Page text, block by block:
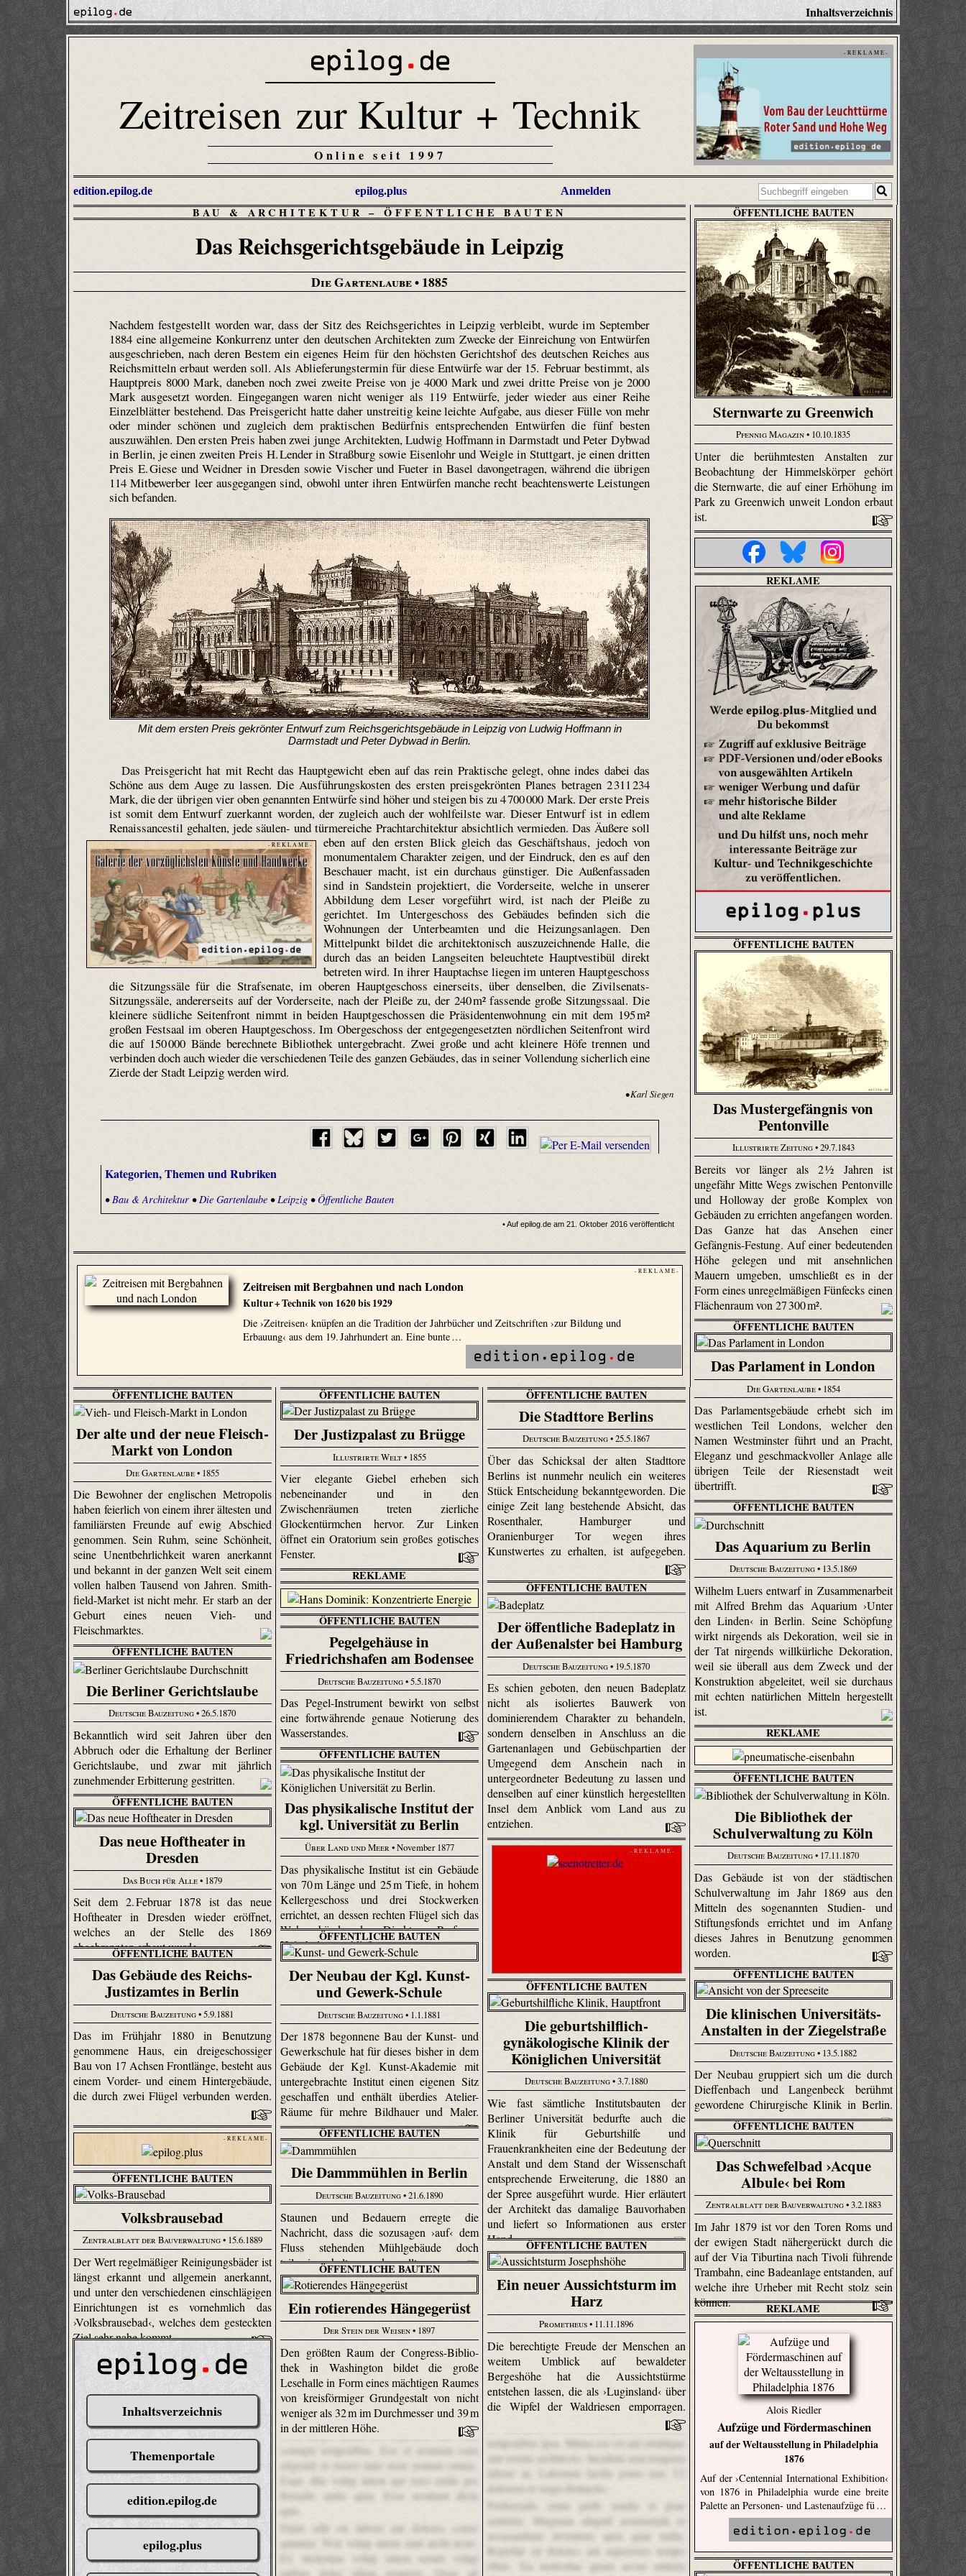
Inhaltsverzeichnis
Zeitreisen zur Kultur + Technik
Online seit 1997
- R E K L A M E -
edition.epilog.de epilog.plus Anmelden
BAU & ARCHITEKTUR–ÖFFENTLICHE BAUTEN
Das Reichsgerichtsgebäude in Leipzig
Die Gartenlaube• 1885
Nachdem festgestellt worden war, dass der Sitz des Reichsgerichtes in Leipzig verbleibt, wurde im September
1884 eine allgemeine Konkurrenz unter den deutschen Architekten zum Zwecke der Einreichung von Entwürfen
ausgeschrieben, nach deren Bestem ein eigenes Heim für den höchsten Gerichtshof des deutschen Reiches aus
Reichsmitteln erbaut werden soll. Als Ablieferungstermin für diese Entwürfe war der 15. Februar bestimmt, als
Hauptpreis 8000 Mark, daneben noch zwei zweite Preise von je 4000 Mark und zwei dritte Preise von je 2000
Mark ausgesetzt worden. Eingegangen waren nicht weniger als 119 Entwürfe, jeder wieder aus einer Reihe
Einzelblätter bestehend. Das Preisgericht hatte daher unstreitig keine leichte Aufgabe, aus dieser Fülle von mehr
oder minder schönen und zugleich dem praktischen Bedürfnis entsprechenden Entwürfen die fünf besten
auszuwählen. Den ersten Preis haben zwei junge Architekten, Ludwig Hoffmann in Darmstadt und Peter Dybwad
in Berlin, je einen zweiten Preis H. Lender in Straßburg sowie Eisenlohr und Weigle in Stuttgart, je einen dritten
Preis E. Giese und Weidner in Dresden sowie Vischer und Fueter in Basel davongetragen, während die übrigen
114 Mitbewerber leer ausgegangen sind, obwohl unter ihren Entwürfen manche recht beachtenswerte Leistungen
sich befanden.
Mit dem ersten Preis gekrönter Entwurf zum Reichsgerichtsgebäude in Leipzig von Ludwig Hoffmann in
Darmstadt und Peter Dybwad in Berlin.
Das Preisgericht hat mit Recht das Hauptgewicht eben auf das rein Praktische gelegt, ohne indes dabei das
Schöne aus dem Auge zu lassen. Die Ausführungskosten des ersten preisgekrönten Planes betragen 2 311 234
Mark, die der übrigen vier oben genannten Entwürfe sind höher und steigen bis zu 4 700 000 Mark. Der erste Preis
ist somit dem Entwurf zuerkannt worden, der zugleich auch der wohlfeilste war. Dieser Entwurf ist in edlem
Renaissancestil gehalten, jede säulen- und türmereiche Prachtarchitektur absichtlich vermieden.
- R E K L A M E -
Das Äußere soll
eben auf den ersten Blick gleich das Geschäftshaus, jedoch von
monumentalem Charakter zeigen, und der Eindruck, den es auf den
Beschauer macht, ist ein durchaus günstiger. Die Außenfassaden
sind in Sandstein projektiert, die Vorderseite, welche in unserer
Abbildung dem Leser vorgeführt wird, ist nach der Pleiße zu
gerichtet. Im Untergeschoss des Gebäudes befinden sich die
Wohnungen der Unterbeamten und die Heizungsanlagen. Den
Mittelpunkt bildet die architektonisch auszuzeichnende Halle, die
durch das an beiden Langseiten beleuchtete Hauptvestibül direkt
betreten wird. In ihrer Hauptachse liegen im unteren Hauptgeschoss
die Sitzungssäle für die Strafsenate, im oberen Hauptgeschoss einerseits, über denselben, die Zivil­senats-
Sitzungs­säle, andererseits auf der Vorderseite, nach der Pleiße zu, der 240 m² fassende große Sitzungssaal. Die
kleinere südliche Seitenfront nimmt in beiden Hauptgeschossen die Präsidentenwohnung ein mit dem 195 m²
großen Festsaal im oberen Hauptgeschoss. Im Obergeschoss der entgegengesetzten nördlichen Seitenfront wird
die auf 150 000 Bände berechnete Bibliothek untergebracht. Zwei große und acht kleinere Höfe trennen und
verbinden doch auch wieder die verschiedenen Teile des ganzen Gebäudes, das in seiner Vollendung sicherlich eine
Zierde der Stadt Leipzig werden wird.
• Karl Siegen
Kategorien, Themen und Rubriken
• Bau & Architektur • Die Gartenlaube • Leipzig •Öffentliche Bauten
• Auf epilog.de am 21. Oktober 2016 veröffentlicht
- R E K L A M E -
Zeitreisen mit Bergbahnen und nach London
Kultur + Technik von 1620 bis 1929
Die ›Zeitreisen‹ knüpfen an die Tradition der Jahrbücher und Zeitschriften ›zur Bildung und
Erbauung‹ aus dem 19. Jahrhundert an. Eine bunte …
ÖFFENTLICHE BAUTEN
Sternwarte zu Greenwich
Pfennig Magazin• 10.10.1835
Unter die berühmtesten Anstalten zur
Beobachtung der Himmelskörper gehört
die Sternwarte, die auf einer Erhöhung im
Park zu Greenwich unweit London erbaut
ist.
REKLAME
ÖFFENTLICHE BAUTEN
Das Mustergefängnis von
Pentonville
Illustrirte Zeitung• 29.7.1843
Bereits vor länger als 2 ½ Jahren ist
ungefähr Mitte Wegs zwischen Pentonville
und Holloway der große Komplex von
Gebäuden zu errichten angefangen worden.
Das Ganze hat das Ansehen einer
Gefängnis-Festung. Auf einer bedeutenden
Höhe gelegen und mit ansehnlichen
Mauern umgeben, umschließt es in der
Form eines unregelmäßigen Fünfecks einen
Flächenraum von 27 300 m².
ÖFFENTLICHE BAUTEN
Das Parlament in London
Die Gartenlaube• 1854
Das Parlamentsgebäude erhebt sich im
westlichen Teil Londons, welcher den
Namen Westminster führt und an Pracht,
Eleganz und geschmackvoller Anlage alle
übrigen Teile der Riesenstadt weit
übertrifft.
ÖFFENTLICHE BAUTEN
Der alte und der neue Fleisch-
Markt von London
Die Gartenlaube• 1855
Die Bewohner der englischen Metropolis
haben feierlich von einem ihrer ältesten und
familiärsten Freunde auf ewig Abschied
genommen. Sein Ruhm, seine Schönheit,
seine Unentbehrlichkeit waren anerkannt
und bekannt in der ganzen Welt seit einem
vollen halben Tausend von Jahren. Smith­
field-Market ist nicht mehr. Er starb an der
Geburt eines neuen Vieh- und
Fleischmarktes.
ÖFFENTLICHE BAUTEN
Der Justizpalast zu Brügge
Illustrirte Welt• 1855
Vier elegante Giebel erheben sich
nebeneinander und in den
Zwischenräumen treten zierliche
Glockentürmchen hervor. Zur Linken
öffnet ein Oratorium sein großes gotisches
Fenster.
ÖFFENTLICHE BAUTEN
Die Stadttore Berlins
Deutsche Bauzeitung• 25.5.1867
Über das Schicksal der alten Stadttore
Berlins ist nunmehr neulich ein weiteres
Stück Entscheidung bekanntgeworden. Die
einige Zeit lang bestehende Absicht, das
Rosen­thaler, Hamburger und
Oranienburger Tor wegen ihres
Kunstwertes zu erhalten, ist aufgegeben.
ÖFFENTLICHE BAUTEN
Das Aquarium zu Berlin
Deutsche Bauzeitung• 13.5.1869
Wilhelm Luers entwarf in Zusammenarbeit
mit Alfred Brehm das Aquarium ›Unter
den Linden‹ in Berlin. Seine Schöpfung
wirkt nirgends als Dekoration, weil sie in
der Tat nirgends willkürliche Dekoration,
weil sie überall aus dem Zweck und der
Konstruktion abgeleitet, weil sie durchaus
mit echten natürlichen Mitteln hergestellt
ist.
REKLAME
ÖFFENTLICHE BAUTEN
Pegelgehäuse in
Friedrichshafen am Bodensee
Deutsche Bauzeitung• 5.5.1870
Das Pegel-Instrument bewirkt von selbst
eine fortwährende genaue Notierung des
Wasserstandes.
ÖFFENTLICHE BAUTEN
Der öffentliche Badeplatz in
der Außenalster bei Hamburg
Deutsche Bauzeitung• 19.5.1870
Es schien geboten, den neuen Badeplatz
nicht als isoliertes Bauwerk von
dominierendem Charakter zu behandeln,
sondern denselben in Anschluss an die
Gartenanlagen und Gebüsch­partien der
Umgegend dem Anschein nach in
untergeordneter Bedeutung zu lassen und
denselben auf einer künstlich hergestellten
Insel dem Anblick vom Land aus zu
entziehen.
ÖFFENTLICHE BAUTEN
Die Berliner Gerichtslaube
Deutsche Bauzeitung• 26.5.1870
Bekanntlich wird seit Jahren über den
Abbruch oder die Erhaltung der Berliner
Gerichtslaube, und zwar mit jährlich
zunehmender Erbitterung gestritten.
REKLAME
ÖFFENTLICHE BAUTEN
Die Bibliothek der
Schulverwaltung zu Köln
Deutsche Bauzeitung• 17.11.1870
Das Gebäude ist von der städtischen
Schulverwaltung im Jahr 1869 aus den
Mitteln des sogenannten Studien- und
Stiftungsfonds errichtet und im Anfang
dieses Jahres in Benutzung genommen
worden.
ÖFFENTLICHE BAUTEN
Das physikalische Institut der
kgl. Universität zu Berlin
Über Land und Meer• November 1877
Das physikalische Institut ist ein Gebäude
von 70 m Länge und 25 m Tiefe, in hohem
Kellergeschoss und drei Stockwerken
errichtet, an dessen rechten Flügel sich das
Wohngebäude des Direktors Professor
Helmholtz anschließt.
ÖFFENTLICHE BAUTEN
Das neue Hoftheater in
Dresden
Das Buch für Alle• 1879
Seit dem 2. Februar 1878 ist das neue
Hoftheater in Dresden wieder eröffnet,
welches an der Stelle des 1869
abgebrannten erbaut wurde.
- R E K L A M E -
ÖFFENTLICHE BAUTEN
Die geburtshilflich-
gynäkologische Klinik der
Königlichen Universität
Deutsche Bauzeitung• 3.7.1880
Wie fast sämtliche Institutsbauten der
Berliner Universität bedurfte auch die
Klinik für Geburtshilfe und
Frauenkrankheiten eine der Bedeutung der
Anstalt und dem Stand der Wissenschaft
entsprechende Erweiterung, die 1880 an
der Spree ausgeführt wurde. Hier erläutert
der Architekt das damalige Bauvorhaben
und liefert so Informationen aus erster
Hand.
ÖFFENTLICHE BAUTEN
Der Neubau der Kgl. Kunst-
und Gewerk-Schule
Deutsche Bauzeitung• 1.1.1881
Der 1878 begonnene Bau der Kunst- und
Gewerkschule hat für dieses bisher in dem
Gebäude der Kgl. Kunst-Akademie mit
untergebrachte Institut einen eigenen Sitz
geschaffen und enthält überdies Atelier-
Räume für mehre Bildhauer und Maler.
ÖFFENTLICHE BAUTEN
Das Gebäude des Reichs-
Justizamtes in Berlin
Deutsche Bauzeitung• 5.9.1881
Das im Frühjahr 1880 in Benutzung
genommene Haus, ein dreigeschossiger
Bau von 17 Achsen Frontlänge, besteht aus
einem Vorder- und einem Hintergebäude,
die durch zwei Flügel verbunden werden.
ÖFFENTLICHE BAUTEN
Die klinischen Universitäts-
Anstalten in der Ziegelstraße
Deutsche Bauzeitung• 13.5.1882
Der Neubau gruppiert sich um die durch
Dieffenbach und Langenbeck berühmt
gewordene Chirurgische Klinik in Berlin.
ÖFFENTLICHE BAUTEN
Das Schwefelbad ›Acque
Albule‹ bei Rom
Zentralblatt der Bauverwaltung• 3.2.1883
Im Jahr 1879 ist vor den Toren Roms und
der ewigen Stadt nähergerückt durch die
auf der Via Tiburtina nach Tivoli führende
Trambahn, eine Badeanlage entstanden, auf
welche ihre Urheber mit Recht stolz sein
können.
- R E K L A M E -
ÖFFENTLICHE BAUTEN
Volksbrausebad
Zentralblatt der Bauverwaltung• 15.6.1889
Der Wert regelmäßiger Reinigungsbäder ist
längst erkannt und allgemein anerkannt,
und unter den verschiedenen einschlägigen
Einrichtungen ist es vornehmlich das
›Volksbrausebad‹, welches dem gesteckten
Ziel sehr nahe kommt.
ÖFFENTLICHE BAUTEN
Die Dammmühlen in Berlin
Deutsche Bauzeitung• 21.6.1890
Staunen und Bedauern erregte die
Nachricht, dass die sozusagen ›auf‹ dem
Fluss stehenden Mühlgebäude doch
teilweise erhalten werden sollten.
ÖFFENTLICHE BAUTEN
Ein neuer Aussichtsturm im
Harz
Prometheus• 11.11.1896
Die berechtigte Freude der Menschen an
weitem Umblick auf bewaldeter
Bergeshöhe hat die Aussichtstürme
entstehen lassen, die als ›Lug­ins­land‹ über
die Wipfel der Waldriesen emporragen.
ÖFFENTLICHE BAUTEN
Ein rotierendes Hängegerüst
Der Stein der Weisen• 1897
Den größten Raum der Congress-Biblio­
thek in Washington bildet die große
Lesehalle in Form eines mächtigen Raumes
von kreisförmiger Grundgestalt von nicht
weniger als 32 m im Durchmesser und 39 m
in der mittleren Höhe.
REKLAME
Alois Riedler
Aufzüge und Fördermaschinen
auf der Weltausstellung in Philadelphia
1876
Auf der ›Centennial International Exhibition‹
von 1876 in Philadelphia wurde eine breite
Palette an Personen- und Lastenaufzüge fü …
ÖFFENTLICHE BAUTEN
Inhaltsverzeichnis
Themenportale
edition.epilog.de
epilog.plus
Et inventore et occaecati perferendis sunt
temporibus ipsa. Minus est est aut similique
sint rerum architecto. Incidunt non tempora
labore in. Laborum facilis porro nisi. Ut
dolorem et sequi distinctio.
Vero culpa autem est explicabo iste cum
corrupti temporibus. Eos et nostrum cum
eligendi et exerci tatio nem veniam omnis.
Expe dita volup tatem qui reici endis per
ferendis optio quia. Esse nostrum dicta
quis.
Perferendis enim perfe rendis et prae
sentium. Magnam aliquid assumenda et
accusantium inventore quia quia nulla.
Repellat sit dolores aut asperiores tempo
ribus. Ea molestiae quam accus antium
Enim odit est labore aut dolores conse
quuntur. Non volup tatem sunt archi tecto.
Ex molestiae volup tatem rerum volup
tatibus dolor ullam tempore. Quae ad